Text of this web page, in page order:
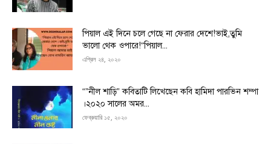
পিয়াল এই দিনে চলে গেছে না ফেরার দেশে!ভাই,তুমি
ভালো থেক ওপারে!“পিয়াল...
এপ্রিল ২৪, ২০২০
“”নীল শাড়ি” কবিতাটি লিখেছেন কবি হামিদা পারভিন শম্পা
।২০২০ সালের অমর...
ফেব্রুয়ারি ১৫, ২০২০